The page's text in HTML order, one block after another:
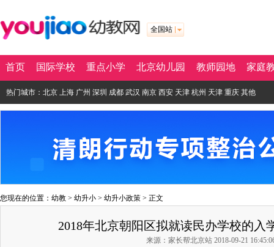
全国站
首页 国际学校 重点小学 北京幼儿园 教师园地 家庭
热门城市： 北京 上海 广州 深圳 成都 武汉 南京 西安 天津 杭州 天津 重庆 其他
您现在的位置： 幼教 > 幼升小 > 幼升小政策 > 正文
2018年北京朝阳区拟就读民办学校的入
来源：家长帮北京站 2018-09-21